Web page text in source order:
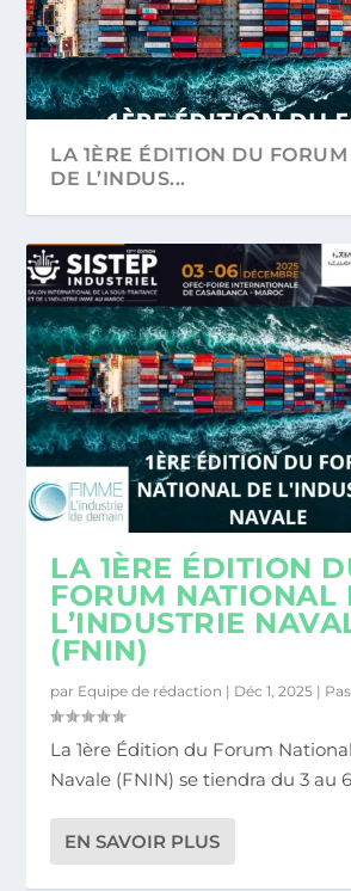
LA 1ÈRE ÉDITION DU
DE L’INDUS...
LA 1ÈRE ÉDITION
FORUM NATIONAL
L’INDUSTRIE
(FNIN)
par Equipe de rédaction | Déc 1, 2025 |
La 1ère Édition du Forum
Navale (FNIN) se tiendra du 3 au
EN SAVOIR PLUS